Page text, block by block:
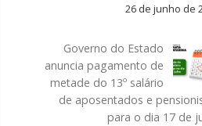
26 de junho de
Governo do Estado
anuncia pagamento de
metade do 13º salário
de aposentados e
para o dia 17 de